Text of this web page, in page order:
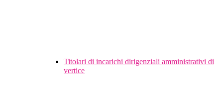
Titolari di incarichi dirigenziali amministrativi di
vertice